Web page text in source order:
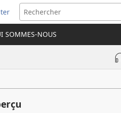
SOMMES-NOUS